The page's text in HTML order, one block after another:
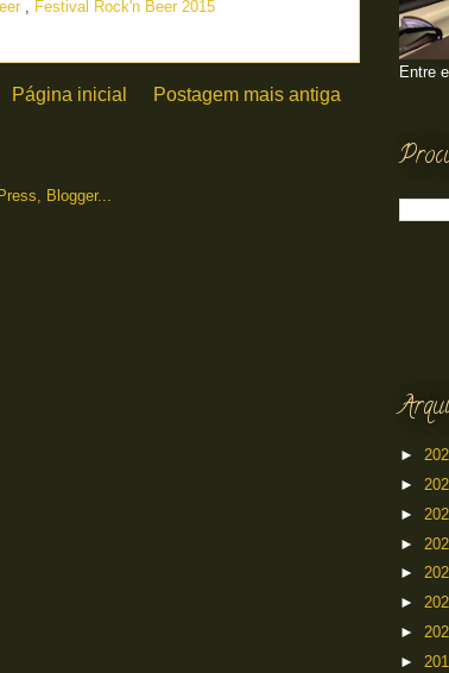
, Festival Rock'n Beer 2015
Postagem mais antiga
Página inicial
Entre
►
►
►
►
►
►
►
►